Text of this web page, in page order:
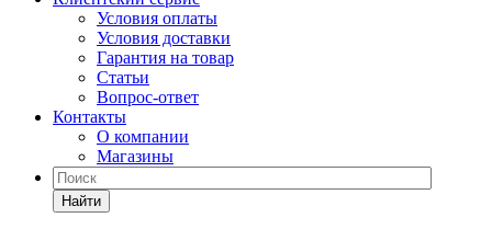
Условия оплаты
Условия доставки
Гарантия на товар
Статьи
Вопрос-ответ
Контакты
О компании
Магазины
Найти